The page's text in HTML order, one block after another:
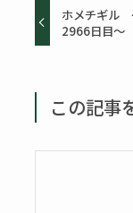
ホメチギル
2966日目～
この記事